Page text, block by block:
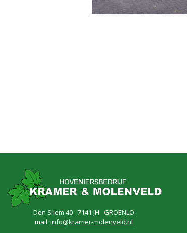
Den Sliem 40 7141 JH GROENLO
mail:info@kramer-molenveld.nl